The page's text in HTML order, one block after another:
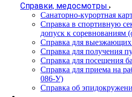
Справки, медосмотры
Санаторно-курортная
Справка в спортивную
допуск к соревнованиям
Справка для
Справка для получения
Справка для посещения
Справка для приема на
086-У)
Справка об